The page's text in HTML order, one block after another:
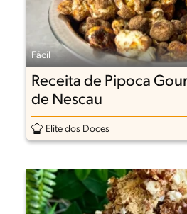
Fácil
Receita de Pipoca
de Nescau
Elite dos Doces